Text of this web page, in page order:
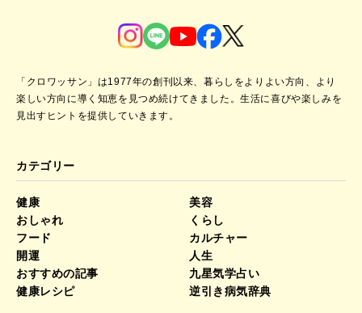
「クロワッサン」は1977年の創刊以来、暮らしをよりよい方向、より
楽しい方向に導く知恵を見つめ続けてきました。生活に喜びや楽しみを
見出すヒントを提供していきます。
カテゴリー
健康
美容
おしゃれ
くらし
フード
カルチャー
開運
人生
おすすめの記事
九星気学占い
健康レシピ
逆引き病気辞典